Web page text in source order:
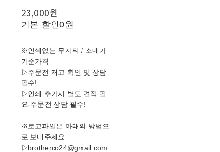
23,000원
기본 할인0원
※인쇄없는 무지티 / 소매가
기준가격
▷주문전 재고 확인 및 상담
필수!
▷인쇄 추가시 별도 견적 필
요-주문전 상담 필수!
※로고파일은 아래의 방법으
로 보내주세요
▷brotherco24@gmail.com